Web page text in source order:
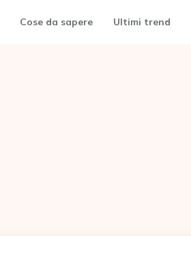
Cose da sapere Ultimi trend